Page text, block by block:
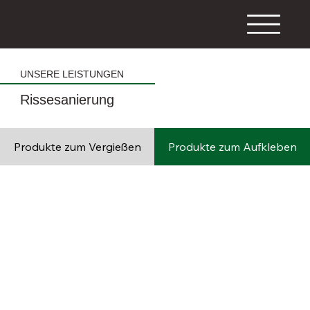
UNSERE LEISTUNGEN
Rissesanierung
Produkte zum Vergießen Produkte zum Aufkleben